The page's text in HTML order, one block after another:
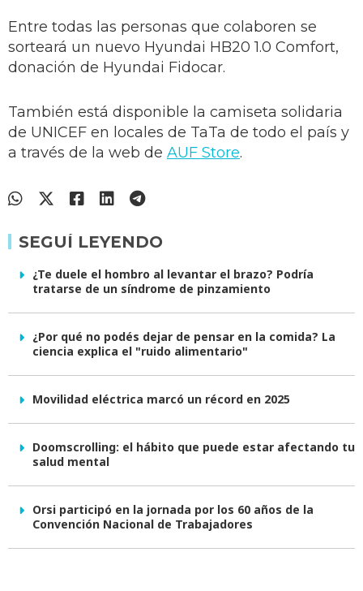
Entre todas las personas que colaboren se
sorteará un nuevo Hyundai HB20 1.0 Comfort,
donación de Hyundai Fidocar.
También está disponible la camiseta solidaria
de UNICEF en locales de TaTa de todo el país y
a través de la web de AUF Store.
SEGUÍ LEYENDO
¿Te duele el hombro al levantar el brazo? Podría
tratarse de un síndrome de pinzamiento
¿Por qué no podés dejar de pensar en la comida? La
ciencia explica el "ruido alimentario"
Movilidad eléctrica marcó un récord en 2025
Doomscrolling: el hábito que puede estar afectando tu
salud mental
Orsi participó en la jornada por los 60 años de la
Convención Nacional de Trabajadores